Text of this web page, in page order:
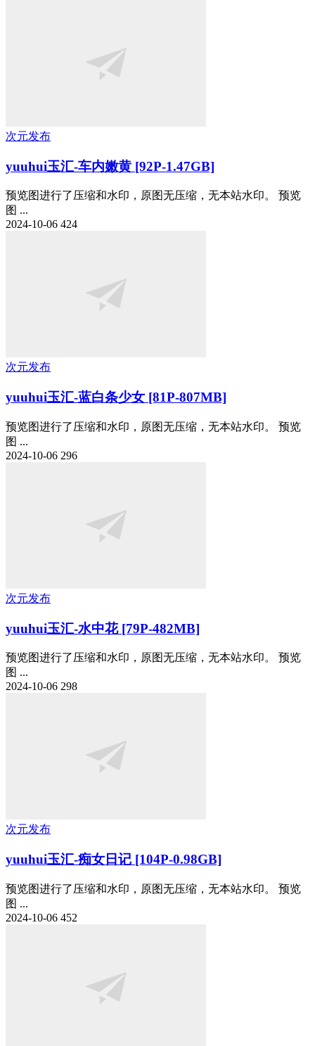
次元发布
yuuhui玉汇-车内嫩黄 [92P-1.47GB]
预览图进行了压缩和水印，原图无压缩，无本站水印。 预览
图 ...
2024-10-06 424
次元发布
yuuhui玉汇-蓝白条少女 [81P-807MB]
预览图进行了压缩和水印，原图无压缩，无本站水印。 预览
图 ...
2024-10-06 296
次元发布
yuuhui玉汇-水中花 [79P-482MB]
预览图进行了压缩和水印，原图无压缩，无本站水印。 预览
图 ...
2024-10-06 298
次元发布
yuuhui玉汇-痴女日记 [104P-0.98GB]
预览图进行了压缩和水印，原图无压缩，无本站水印。 预览
图 ...
2024-10-06 452